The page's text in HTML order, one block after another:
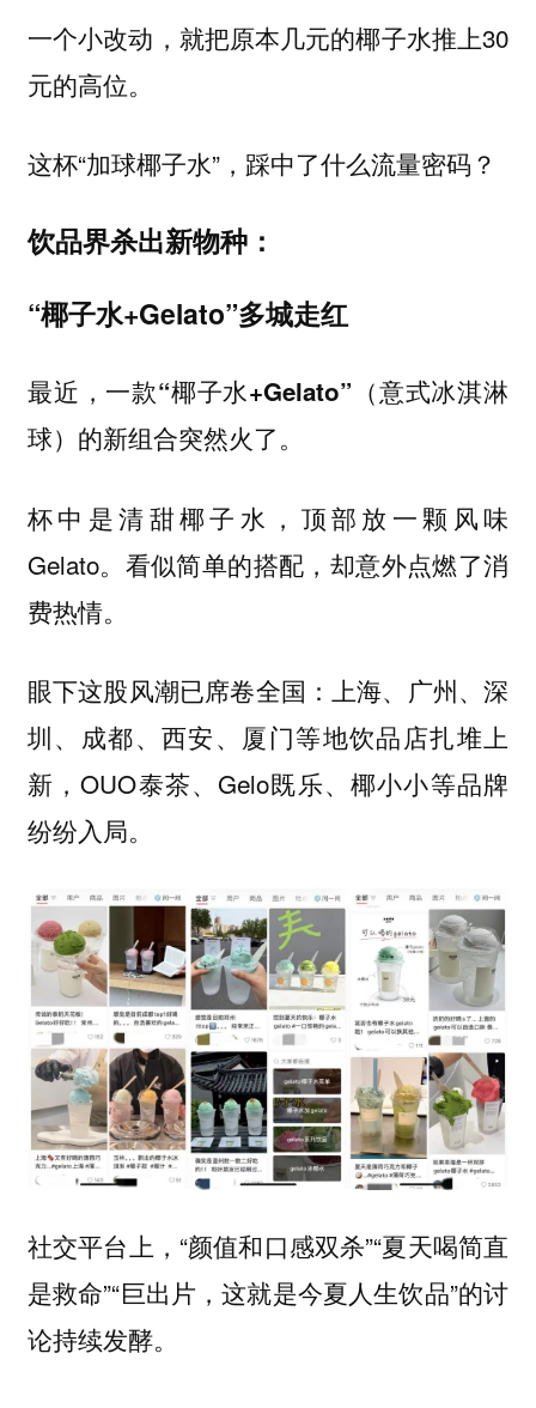
一个小改动，就把原本几元的椰子水推上30
元的高位。
这杯“加球椰子水”，踩中了什么流量密码？
饮品界杀出新物种：
“椰子水+Gelato”多城走红
最近，一款“椰子水+Gelato” （意式冰淇淋
球）的新组合突然火了。
杯中是清甜椰子水，顶部放一颗风味
Gelato。看似简单的搭配，却意外点燃了消
费热情。
眼下这股风潮已席卷全国 ：上海、广州、深
圳、成都、西安、厦门等地饮品店扎堆上
新，OUO泰茶、Gelo既乐、椰小小等品牌
纷纷入局。
社交平台上，“颜值和口感双杀”“夏天喝简直
是救命”“巨出片，这就是今夏人生饮品”的讨
论持续发酵。